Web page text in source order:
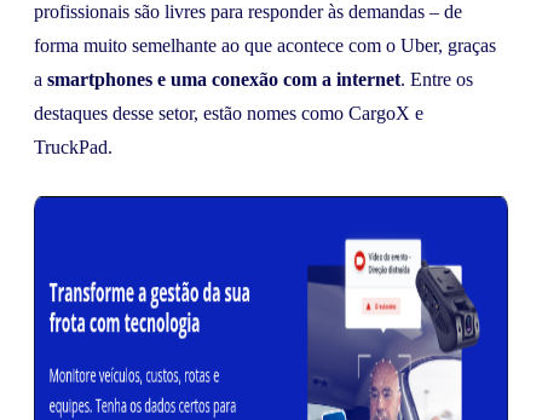
profissionais são livres para responder às demandas – de
forma muito semelhante ao que acontece com o Uber, graças
a smartphones e uma conexão com a internet. Entre os
destaques desse setor, estão nomes como CargoX e
TruckPad.